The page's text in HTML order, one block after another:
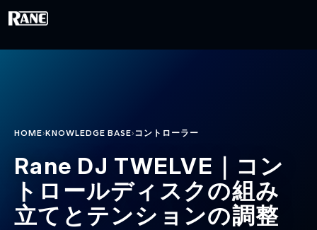
HOME›KNOWLEDGE BASE›コントローラー
Rane DJ TWELVE｜コン
トロールディスクの組み
立てとテンションの調整